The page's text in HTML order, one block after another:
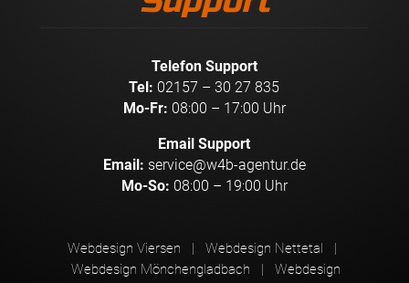
Telefon Support
Tel: 02157 – 30 27 835
Mo-Fr: 08:00 – 17:00 Uhr
Email Support
Email: service@w4b-agentur.de
Mo-So: 08:00 – 19:00 Uhr
Webdesign Viersen | Webdesign Nettetal |
Webdesign Mönchengladbach | Webdesign